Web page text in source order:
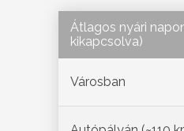
Átlagos nyári
kikapcsolva)
Városban